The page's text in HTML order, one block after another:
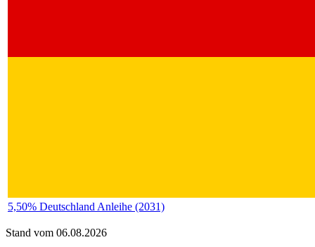
5,50% Deutschland Anleihe (2031)
Stand vom 06.08.2026